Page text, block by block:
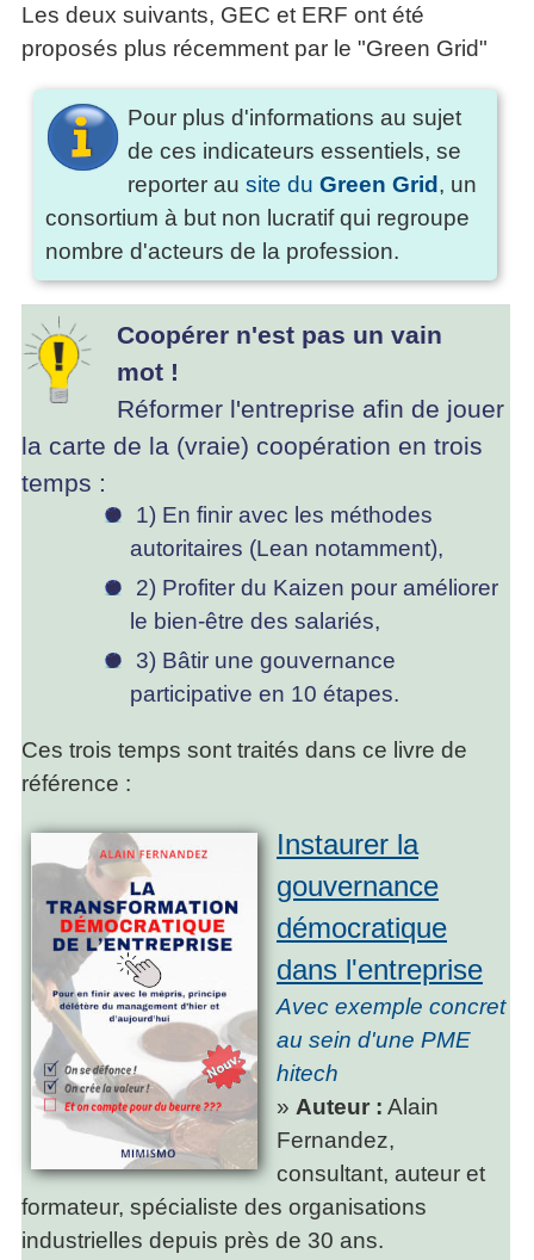
Les deux suivants, GEC et ERF ont été
proposés plus récemment par le "Green Grid"
Pour plus d'informations au sujet
de ces indicateurs essentiels, se
reporter ausite duGreen Grid, un
consortium à but non lucratif qui regroupe
nombre d'acteurs de la profession.
Coopérer n'est pas un vain
mot !
Réformer l'entreprise afin de jouer
la carte de la (vraie) coopération en trois
temps :
1) En finir avec les méthodes
autoritaires (Lean notamment),
2) Profiter du Kaizen pour améliorer
le bien-être des salariés,
3) Bâtir une gouvernance
participative en 10 étapes.
Ces trois temps sont traités dans ce livre de
référence :
Instaurer la
gouvernance
démocratique
dans l'entreprise
Avec exemple concret
au sein d'une PME
hitech
» Auteur : Alain
Fernandez,
consultant, auteur et
formateur, spécialiste des organisations
industrielles depuis près de 30 ans.